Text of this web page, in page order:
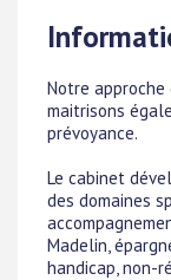
Notre
maitrisons
prévoyance.
Le cabinet
des domaines
Madelin,
handicap, non-